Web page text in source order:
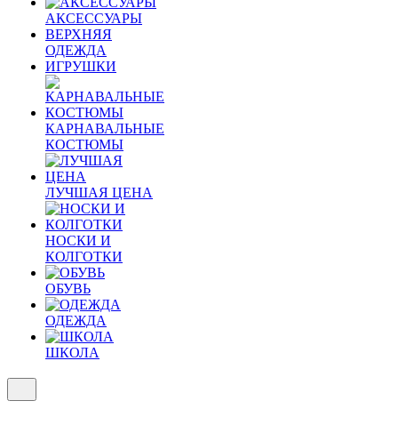
АКСЕССУАРЫ
ВЕРХНЯЯ
ОДЕЖДА
ИГРУШКИ
КАРНАВАЛЬНЫЕ
КОСТЮМЫ
ЛУЧШАЯ ЦЕНА
НОСКИ И
КОЛГОТКИ
ОБУВЬ
ОДЕЖДА
ШКОЛА